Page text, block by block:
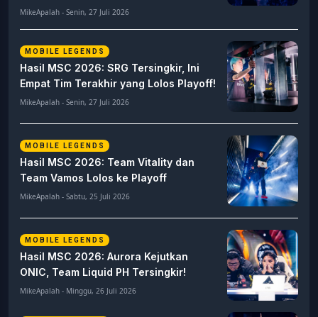
MikeApalah - Senin, 27 Juli 2026
MOBILE LEGENDS
Hasil MSC 2026: SRG Tersingkir, Ini
Empat Tim Terakhir yang Lolos Playoff!
MikeApalah - Senin, 27 Juli 2026
MOBILE LEGENDS
Hasil MSC 2026: Team Vitality dan
Team Vamos Lolos ke Playoff
MikeApalah - Sabtu, 25 Juli 2026
MOBILE LEGENDS
Hasil MSC 2026: Aurora Kejutkan
ONIC, Team Liquid PH Tersingkir!
MikeApalah - Minggu, 26 Juli 2026